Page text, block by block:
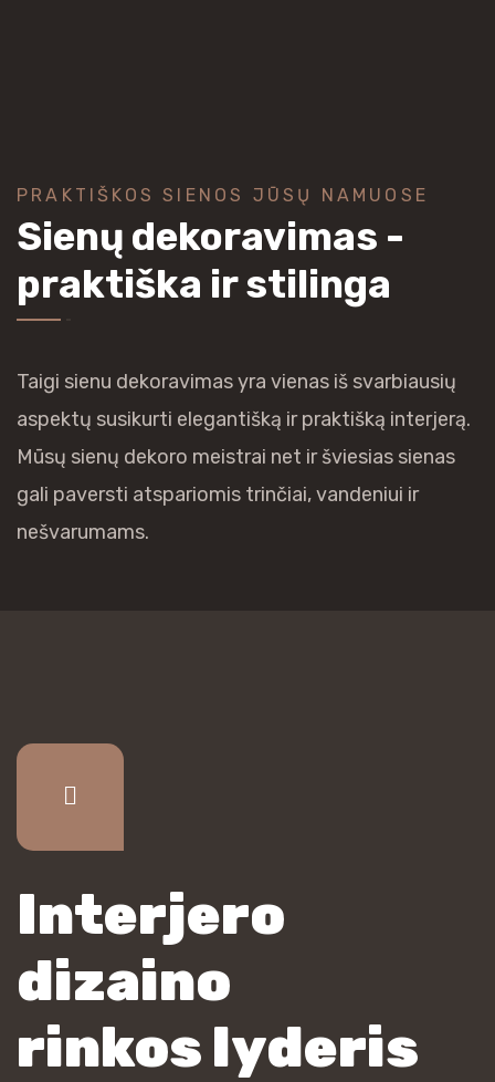
PRAKTIŠKOS SIENOS JŪSŲ NAMUOSE
Sienų dekoravimas -
praktiška ir stilinga
Taigi sienu dekoravimas yra vienas iš svarbiausių
aspektų susikurti elegantišką ir praktišką interjerą.
Mūsų sienų dekoro meistrai net ir šviesias sienas
gali paversti atspariomis trinčiai, vandeniui ir
nešvarumams.
Interjero
dizaino
rinkos lyderis